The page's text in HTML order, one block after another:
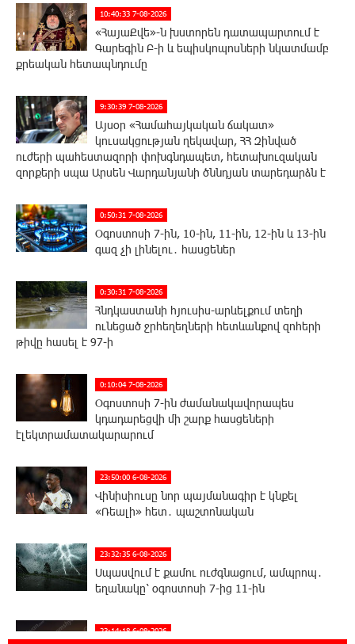
10:40:33 7-08-2026
«ՀայաՔվե»-ն խստորեն դատապարտում է
Գարեգին Բ-ի և եպիսկոպոսների նկատմամբ
քրեական հետապնդումը
9:30:39 7-08-2026
Այսօր «Համահայկական ճակատ»
կուսակցության ղեկավար, ՀՀ Զինված
ուժերի պահեստազորի փոխգնդապետ, հետախուզական
զորքերի սպա Արսեն Վարդանյանի ծննդյան տարեդարձն է
0:50:31 7-08-2026
Օգոստոսի 7-ին, 10-ին, 11-ին, 12-ին և 13-ին
գազ չի լինելու․ հասցեներ
0:30:31 7-08-2026
Հնդկաստանի հյուսիս-արևելքում տեղի
ունեցած ջրհեղեղների հետևանքով զոհերի
թիվը հասել է 97-ի
0:10:04 7-08-2026
Օգոստոսի 7-ին ժամանակավորապես
կդադարեցվի մի շարք հասցեների
էլեկտրամատակարարում
23:50:00 6-08-2026
Վինիսիուսը նոր պայմանագիր է կնքել
«Ռեալի» հետ․ պաշտոնական
23:32:35 6-08-2026
Սպասվում է քամու ուժգնացում, ամպրոպ․
եղանակը՝ օգոստոսի 7-ից 11-ին
23:14:18 6-08-2026